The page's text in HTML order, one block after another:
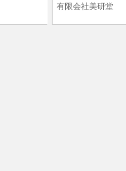
有限会社美研堂